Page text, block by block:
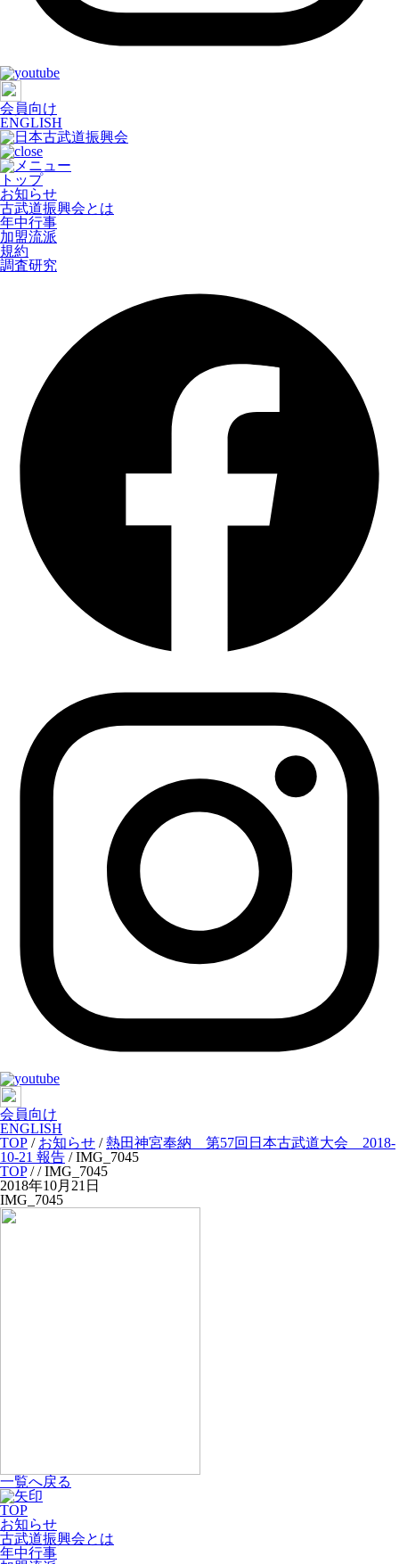
会員向け
ENGLISH
トップ
お知らせ
古武道振興会とは
年中行事
加盟流派
規約
調査研究
会員向け
ENGLISH
TOP / お知らせ /熱田神宮奉納 第57回日本古武道大会 2018-
10-21 報告 /IMG_7045
TOP// IMG_7045
2018年10月21日
IMG_7045
一覧へ戻る
TOP
お知らせ
古武道振興会とは
年中行事